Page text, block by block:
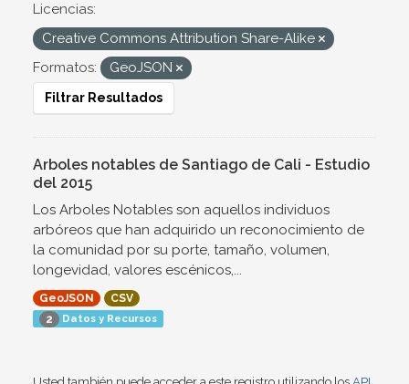
Licencias:
Creative Commons Attribution Share-Alike
Formatos:
GeoJSON
Filtrar Resultados
Arboles notables de Santiago de Cali - Estudio
del 2015
Los Arboles Notables son aquellos individuos
arbóreos que han adquirido un reconocimiento de
la comunidad por su porte, tamaño, volumen,
longevidad, valores escénicos,...
GeoJSON
CSV
2 Datos y Recursos